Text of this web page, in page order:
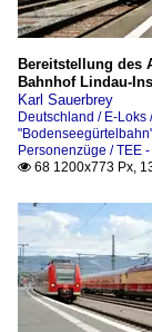
Bereitstellung des
Bahnhof Lindau-
Karl Sauerbrey
Deutschland / E-Loks
Personenzüge / TEE
 68 1200x773 Px,